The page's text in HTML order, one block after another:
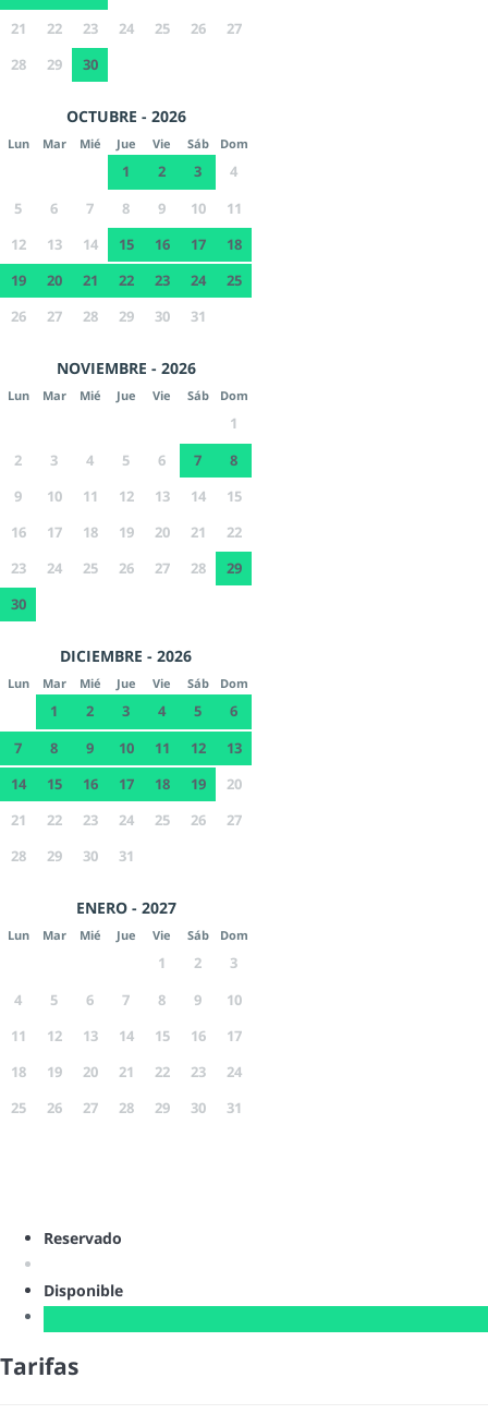
21
22 23 24 25 26
27
28
29 30
OCTUBRE - 2026
Lun Mar Mié Jue Vie Sáb Dom
1 2 3
4
5
6 7 8 9 10
11
12
13 14 15 16 17
18
19
20 21 22 23 24
25
26
27 28 29 30 31
NOVIEMBRE - 2026
Lun Mar Mié Jue Vie Sáb Dom
1
2
3 4 5 6 7
8
9
10 11 12 13 14
15
16
17 18 19 20 21
22
23
24 25 26 27 28
29
30
DICIEMBRE - 2026
Lun Mar Mié Jue Vie Sáb Dom
1 2 3 4 5
6
7
8 9 10 11 12
13
14
15 16 17 18 19
20
21
22 23 24 25 26
27
28
29 30 31
ENERO - 2027
Lun Mar Mié Jue Vie Sáb Dom
1 2
3
4
5 6 7 8 9
10
11
12 13 14 15 16
17
18
19 20 21 22 23
24
25
26 27 28 29 30 31
Reservado
Disponible
Tarifas